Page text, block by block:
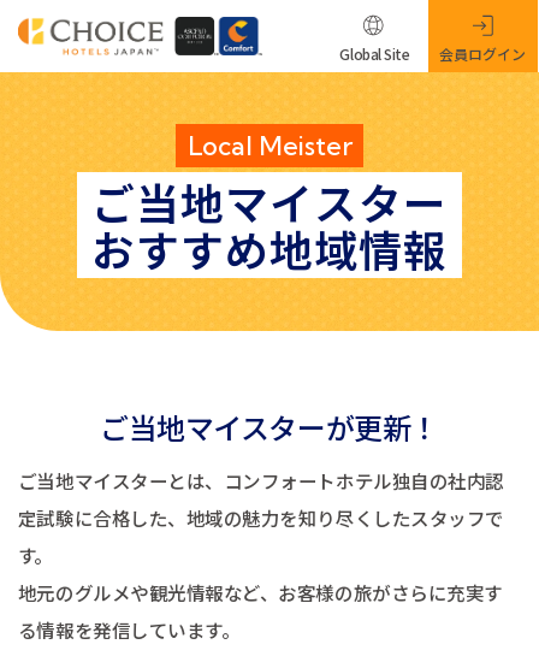
Local Meister
ご当地マイスター
おすすめ地域情報
Global Site 会員ログイン
ご当地マイスターが更新！
ご当地マイスターとは、コンフォートホテル独自の社内認
定試験に合格した、地域の魅力を知り尽くしたスタッフで
す。
地元のグルメや観光情報など、お客様の旅がさらに充実す
る情報を発信しています。